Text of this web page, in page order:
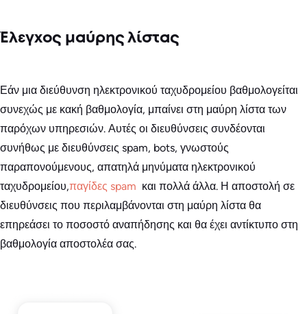
Έλεγχος μαύρης λίστας
Εάν μια διεύθυνση ηλεκτρονικού ταχυδρομείου βαθμολογείται
συνεχώς με κακή βαθμολογία, μπαίνει στη μαύρη λίστα των
παρόχων υπηρεσιών. Αυτές οι διευθύνσεις συνδέονται
συνήθως με διευθύνσεις spam, bots, γνωστούς
παραπονούμενους, απατηλά μηνύματα ηλεκτρονικού
ταχυδρομείου,παγίδες spam και πολλά άλλα. Η αποστολή σε
διευθύνσεις που περιλαμβάνονται στη μαύρη λίστα θα
επηρεάσει το ποσοστό αναπήδησης και θα έχει αντίκτυπο στη
βαθμολογία αποστολέα σας.